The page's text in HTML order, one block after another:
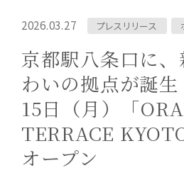
2026.03.27 プレスリリース
京都駅八条口に
わいの拠点が誕生
15日（月）「
TERRACE
オープン